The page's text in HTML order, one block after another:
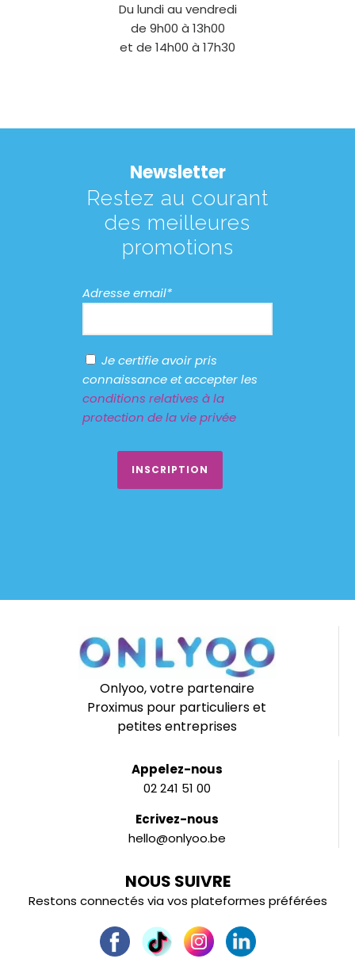
Du lundi au vendredi
de 9h00 à 13h00
et de 14h00 à 17h30
Newsletter
Restez au courant
des meilleures
promotions
Adresse email*
Je certifie avoir pris
connaissance et accepter les
conditions relatives à la
protection de la vie privée
Onlyoo, votre partenaire
Proximus pour particuliers et
petites entreprises
Appelez-nous
02 241 51 00
Ecrivez-nous
hello@onlyoo.be
NOUS SUIVRE
Restons connectés via vos plateformes préférées